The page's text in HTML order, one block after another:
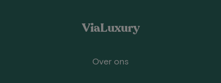
ViaLuxury
Over ons